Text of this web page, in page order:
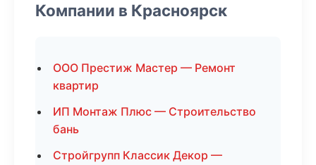
Компании в Красноярск
ООО Престиж Мастер — Ремонт
квартир
ИП Монтаж Плюс — Строительство
бань
Стройгрупп Классик Декор —